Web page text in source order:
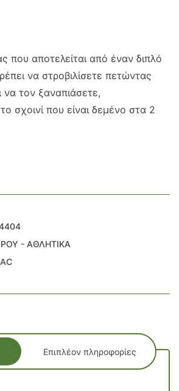
που αποτελείται από έναν διπλό
να στροβιλίσετε πετώντας
τον ξαναπιάσετε,
σχοινί που είναι δεμένο στα 2
- ΑΘΛΗΤΙΚΑ
Επιπλέον πληροφορίες